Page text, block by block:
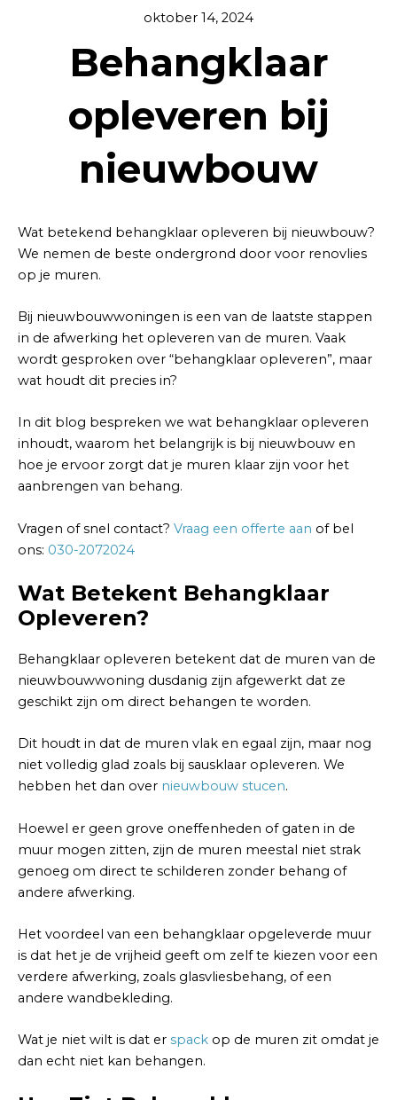
oktober 14, 2024
Behangklaar
opleveren bij
nieuwbouw
Wat betekend behangklaar opleveren bij nieuwbouw?
We nemen de beste ondergrond door voor renovlies
op je muren.
Bij nieuwbouwwoningen is een van de laatste stappen
in de afwerking het opleveren van de muren. Vaak
wordt gesproken over “behangklaar opleveren”, maar
wat houdt dit precies in?
In dit blog bespreken we wat behangklaar opleveren
inhoudt, waarom het belangrijk is bij nieuwbouw en
hoe je ervoor zorgt dat je muren klaar zijn voor het
aanbrengen van behang.
Vragen of snel contact? Vraag een offerte aan of bel
ons: 030-2072024
Wat Betekent Behangklaar
Opleveren?
Behangklaar opleveren betekent dat de muren van de
nieuwbouwwoning dusdanig zijn afgewerkt dat ze
geschikt zijn om direct behangen te worden.
Dit houdt in dat de muren vlak en egaal zijn, maar nog
niet volledig glad zoals bij sausklaar opleveren. We
hebben het dan over nieuwbouw stucen.
Hoewel er geen grove oneffenheden of gaten in de
muur mogen zitten, zijn de muren meestal niet strak
genoeg om direct te schilderen zonder behang of
andere afwerking.
Het voordeel van een behangklaar opgeleverde muur
is dat het je de vrijheid geeft om zelf te kiezen voor een
verdere afwerking, zoals glasvliesbehang, of een
andere wandbekleding.
Wat je niet wilt is dat er spack op de muren zit omdat je
dan echt niet kan behangen.